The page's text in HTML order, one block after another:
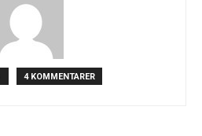
4 KOMMENTARER